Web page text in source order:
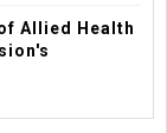
Allied Health